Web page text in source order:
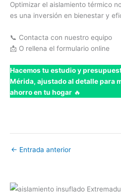
Optimizar el aislamiento térmico
es una inversión en bienestar y
📞 Contacta con nuestro equipo
📩 O rellena el formulario online
Hacemos tu estudio y
Mérida, ajustado al detalle para
ahorro en tu hogar 🔥
← Entrada anterior